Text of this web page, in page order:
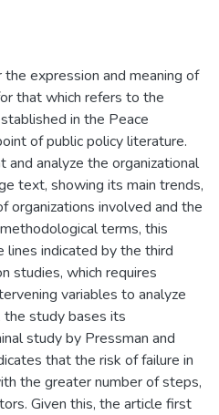
expression and meaning of
that which refers to the
in the Peace
of public policy literature.
and analyze the organizational
text, showing its main trends,
organizations involved and the
terms, this
indicated by the third
studies, which requires
variables to analyze
the study bases its
study by Pressman and
that the risk of failure in
the greater number of steps,
Given this, the article first